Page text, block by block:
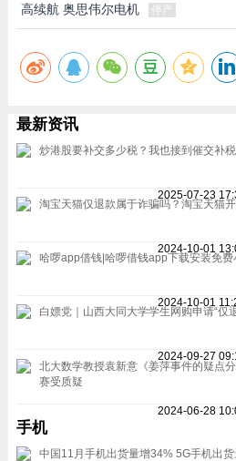
高续航 奥思伟尔电机 停产
最新资讯
炒港股要补交多少税？我也接到催交补
2025-07-23
淘宝天猫仅退款属于诈骗吗？淘宝天猫
2024-10-01
哈啰app借钱|哈啰借钱app下载安装免
2024-10-01
白嫖党｜山西大同大学学生网购申请“仅
2024-09-27
北大数学教授袁新意《姜萍事件的疑点
赛受质疑
2024-06-28
手机
中国11月手机出货量增34% 5G手机出